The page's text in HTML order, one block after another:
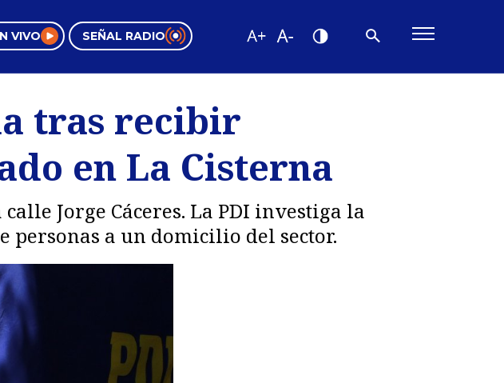
VIVO SEÑAL RADIO
Tendencias
Videos
tras recibir
en La Cisterna
Jorge Cáceres. La PDI investiga la
personas a un domicilio del sector.